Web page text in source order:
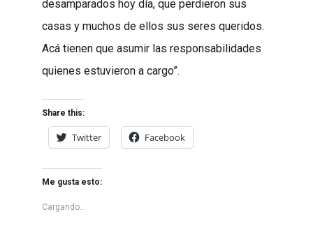
desamparados hoy día, que perdieron sus
casas y muchos de ellos sus seres queridos.
Acá tienen que asumir las responsabilidades
quienes estuvieron a cargo”.
Share this:
Twitter Facebook
Me gusta esto:
Cargando...